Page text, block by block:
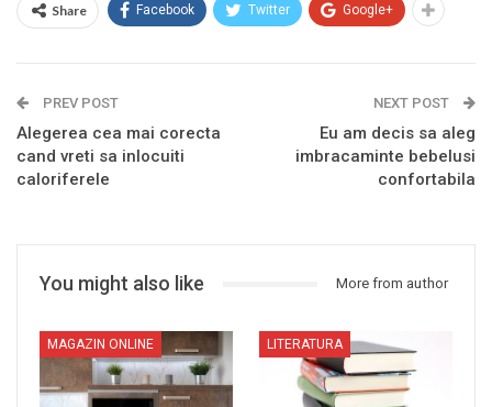
Share Facebook Twitter Google+
PREV POST
Alegerea cea mai corecta
cand vreti sa inlocuiti
caloriferele
NEXT POST
Eu am decis sa aleg
imbracaminte bebelusi
confortabila
You might also like More from author
MAGAZIN ONLINE LITERATURA